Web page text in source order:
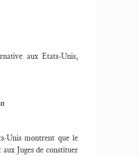
aux Etats-Unis,
Unis montrent que le
aux Juges de constituer